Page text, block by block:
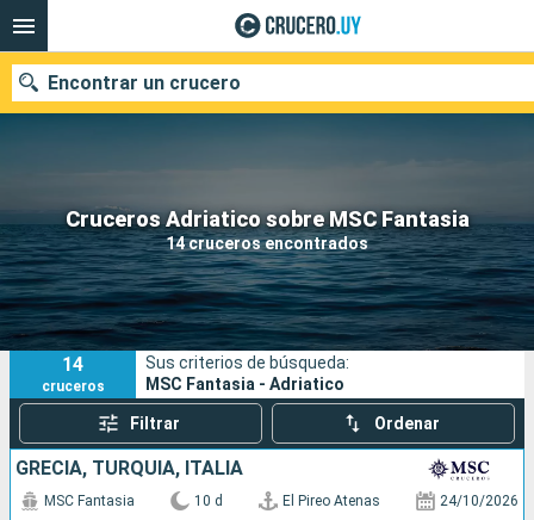
Cruceros Adriatico sobre MSC Fantasia
14 cruceros encontrados
Encontrar un crucero
Nuestros destinos
Fecha de salida
Puertos Compañías
Buscar
14
cruceros
Sus criterios de búsqueda:
MSC Fantasia - Adriatico
Filtrar Ordenar
GRECIA, TURQUÍA, ITALIA
MSC Fantasia 10 d El Pireo Atenas 24/10/2026